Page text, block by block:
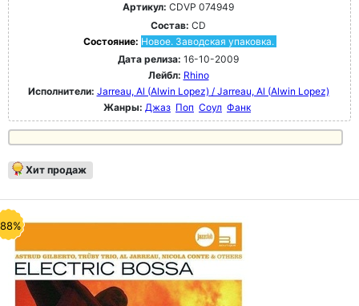
Артикул: CDVP 074949
Состав: CD
Состояние: Новое. Заводская упаковка.
Дата релиза: 16-10-2009
Лейбл: Rhino
Исполнители: Jarreau, Al (Alwin Lopez) / Jarreau, Al (Alwin Lopez)
Жанры: Джаз Поп Соул Фанк
Хит продаж